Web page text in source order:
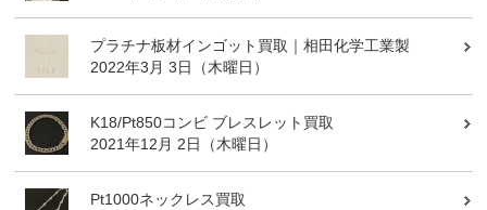
プラチナ板材インゴット買取｜相田化学工業製
2022年3月 3日（木曜日）
K18/Pt850コンビ ブレスレット買取
2021年12月 2日（木曜日）
Pt1000ネックレス買取